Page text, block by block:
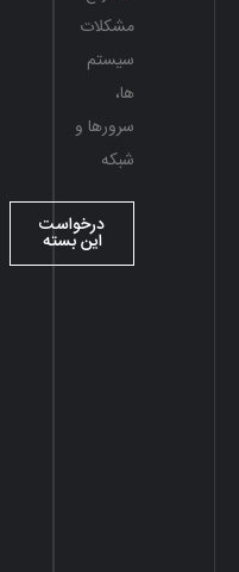
مشکلات
سیستم
ها،
سرورها و
شبکه
درخواست
این بسته